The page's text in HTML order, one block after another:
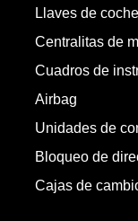
Llaves de
Centralitas de
Cuadros de
Airbag
Unidades de
Bloqueo de
Cajas de